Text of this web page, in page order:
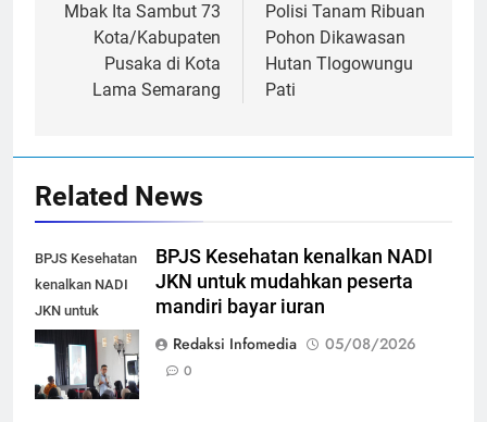
navigation
Mbak Ita Sambut 73
Kota/Kabupaten
Pusaka di Kota
Lama Semarang
Polisi Tanam Ribuan
Pohon Dikawasan
Hutan Tlogowungu
Pati
Related News
BPJS Kesehatan
kenalkan NADI
JKN untuk
mudahkan
peserta mandiri
bayar iuran
BPJS Kesehatan kenalkan NADI
JKN untuk mudahkan peserta
mandiri bayar iuran
Redaksi Infomedia
05/08/2026
0